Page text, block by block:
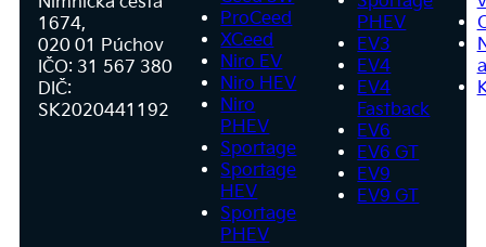
1674,
020 01 Púchov
IČO: 31 567 380
DIČ:
SK2020441192
ProCeed
XCeed
Niro EV
Niro HEV
Niro
PHEV
Sportage
Sportage
HEV
Sportage
PHEV
PHEV
EV3
EV4
EV4
Fastback
EV6
EV6 GT
EV9
EV9 GT